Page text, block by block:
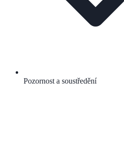
Pozornost a soustředění